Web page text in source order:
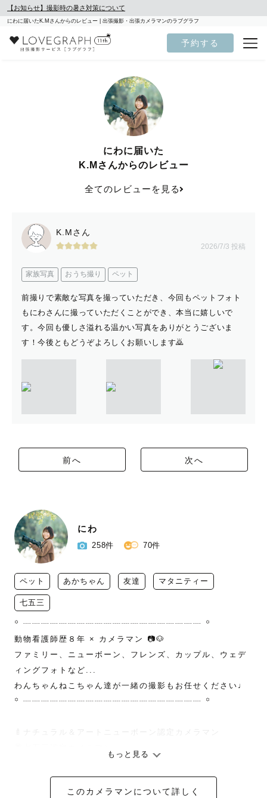
【お知らせ】撮影時の暑さ対策について
にわに届いたK.Mさんからのレビュー | 出張撮影・出張カメラマンのラブグラフ
予約する
にわに届いた
K.Mさんからのレビュー
全てのレビューを見る
K.Mさん
2026/7/3 投稿
家族写真 おうち撮り ペット
前撮りで素敵な写真を撮っていただき、今回もペットフォト
もにわさんに撮っていただくことができ、本当に嬉しいで
す。今回も優しさ溢れる温かい写真をありがとうございま
す！今後ともどうぞよろしくお願いします🙇
前へ 次へ
にわ
258件 70件
ペット あかちゃん 友達 マタニティー
七五三
꙳ ┈┈┈┈┈┈┈┈┈┈┈┈┈┈┈┈┈┈┈┈ ꙳
動物看護師歴８年 × カメラマン 📷🐶
ファミリー、ニューボーン、フレンズ、カップル、ウェデ
ィングフォトなど...
わんちゃんねこちゃん達が一緒の撮影もお任せください♩
꙳ ┈┈┈┈┈┈┈┈┈┈┈┈┈┈┈┈┈┈┈┈ ꙳
🍼ナチュラル＆アートニューボーン認定カメラマン
💍ウェディング認定カメラマン
もっと見る
このカメラマンについて詳しく